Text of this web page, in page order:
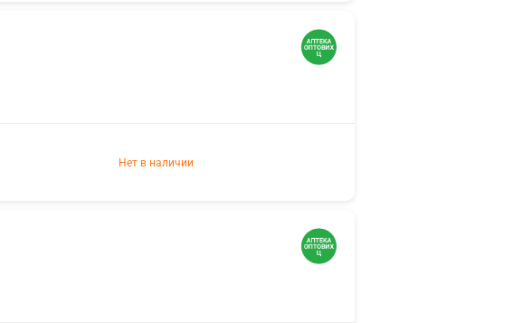
Нет в наличии